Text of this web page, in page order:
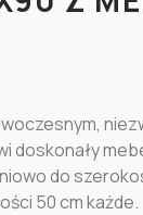
doskonały
do
50 cm każde.